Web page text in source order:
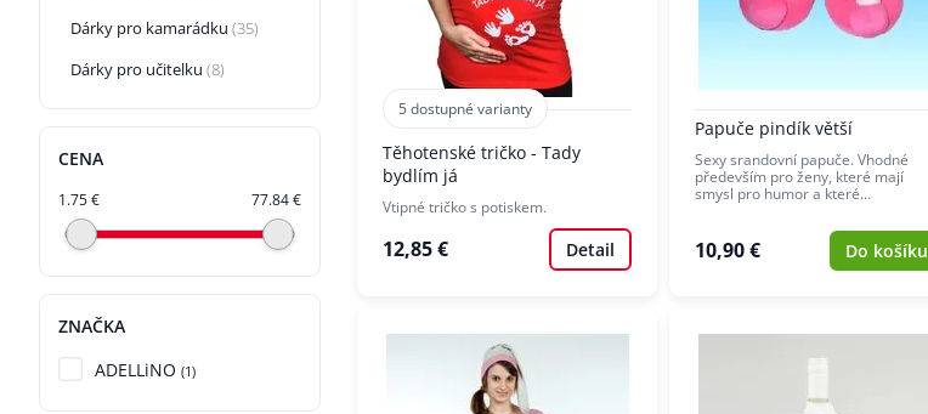
Dárky pro kamarádku (35)
Dárky pro učitelku (8)
CENA
1.75 € 77.84 €
ZNAČKA
ADELLiNO (1)
5 dostupné varianty
Těhotenské tričko - Tady
bydlím já
Vtipné tričko s potiskem.
12,85 € Detail
Papuče pindík větší
Sexy srandovní papuče. Vhodné
především pro ženy, které mají
smysl pro humor a které…
10,90 € Do košíku